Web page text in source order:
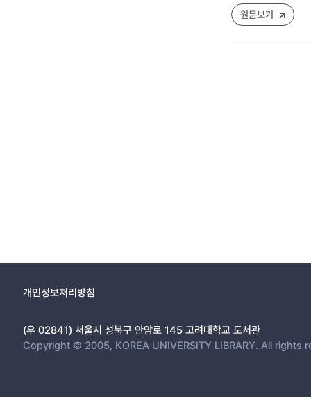
원문보기
개인정보처리방침
(우 02841) 서울시 성북구 안암로 145 고려대학교 도서관
Copyright © 2005, KOREA UNIVERSITY LIBRARY. All rights